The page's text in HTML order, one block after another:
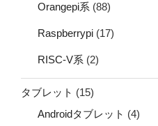
Orangepi系 (88)
Raspberrypi (17)
RISC-V系 (2)
タブレット (15)
Androidタブレット (4)